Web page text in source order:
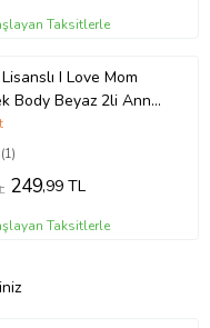
Taksitlerle
I Love Mom
Body Beyaz 2li Anne
Zıbın
(1)
249,99 TL
Taksitlerle